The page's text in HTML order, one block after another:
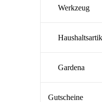
Werkzeug
Gardena
Gutscheine